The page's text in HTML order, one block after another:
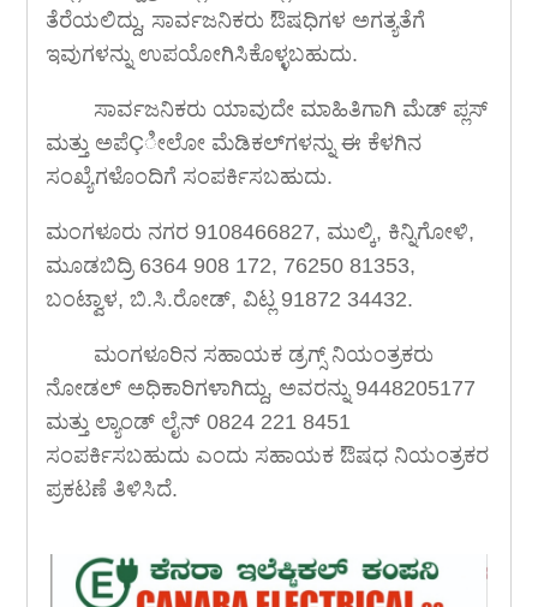
ತೆರೆಯಲಿದ್ದು, ಸಾರ್ವಜನಿಕರು ಔಷಧಿಗಳ ಅಗತ್ಯತೆಗೆ
ಇವುಗಳನ್ನು ಉಪಯೋಗಿಸಿಕೊಳ್ಳಬಹುದು.
ಸಾರ್ವಜನಿಕರು ಯಾವುದೇ ಮಾಹಿತಿಗಾಗಿ ಮೆಡ್ ಪ್ಲಸ್
ಮತ್ತು ಅಪೆÇೀಲೋ ಮೆಡಿಕಲ್‍ಗಳನ್ನು ಈ ಕೆಳಗಿನ
ಸಂಖ್ಯೆಗಳೊಂದಿಗೆ ಸಂಪರ್ಕಿಸಬಹುದು.
ಮಂಗಳೂರು ನಗರ 9108466827, ಮುಲ್ಕಿ, ಕಿನ್ನಿಗೋಳಿ,
ಮೂಡಬಿದ್ರಿ 6364 908 172, 76250 81353,
ಬಂಟ್ವಾಳ, ಬಿ.ಸಿ.ರೋಡ್, ವಿಟ್ಲ 91872 34432.
ಮಂಗಳೂರಿನ ಸಹಾಯಕ ಡ್ರಗ್ಸ್ ನಿಯಂತ್ರಕರು
ನೋಡಲ್ ಅಧಿಕಾರಿಗಳಾಗಿದ್ದು, ಅವರನ್ನು 9448205177
ಮತ್ತು ಲ್ಯಾಂಡ್ ಲೈನ್ 0824 221 8451
ಸಂಪರ್ಕಿಸಬಹುದು ಎಂದು ಸಹಾಯಕ ಔಷಧ ನಿಯಂತ್ರಕರ
ಪ್ರಕಟಣೆ ತಿಳಿಸಿದೆ.